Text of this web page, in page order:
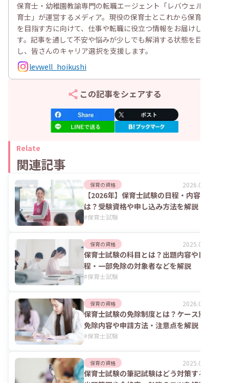
保育士・幼稚園教諭専門の転職エージェント「レバウェル保
育士」が運営するメディア。現役の保育士とこれから保育士
を目指す方に向けて、仕事や転職に役立つ情報をお届けしま
す。記事を通して不安や悩みが少しでも解消する状態を目指
し、皆さんのキャリア選択を支援します。
levwell_hoikushi
この記事をシェアする
Relate
関連記事
保育の資格 2026.07.06
【2026年】保育士試験の日程・内容
は？受験資格や申し込み方法を解説
#保育士試験
保育の資格 2025.06.02
保育士試験の科目とは？出題内容や日
程・一部免除の対象者などを解説
#保育士試験
保育の資格 2026.07.21
保育士試験の免除制度とは？ケース別の
免除内容や申請方法・注意点を解説
#保育士試験
保育の資格 2025.06.02
保育士試験の筆記試験はどう対策する？